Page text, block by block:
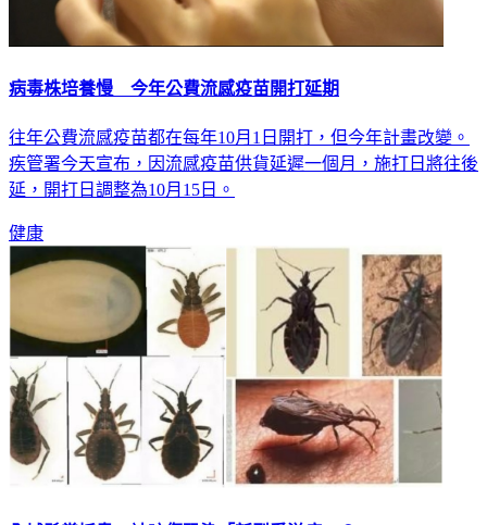
病毒株培養慢 今年公費流感疫苗開打延期
往年公費流感疫苗都在每年10月1日開打，但今年計畫改變。
疾管署今天宣布，因流感疫苗供貨延遲一個月，施打日將往後
延，開打日調整為10月15日。
健康